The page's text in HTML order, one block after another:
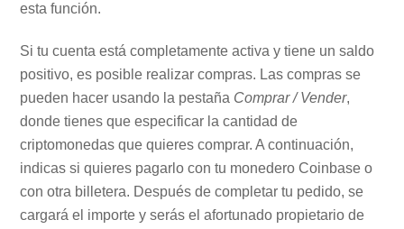
esta función.
Si tu cuenta está completamente activa y tiene un saldo
positivo, es posible realizar compras. Las compras se
pueden hacer usando la pestaña Comprar / Vender,
donde tienes que especificar la cantidad de
criptomonedas que quieres comprar. A continuación,
indicas si quieres pagarlo con tu monedero Coinbase o
con otra billetera. Después de completar tu pedido, se
cargará el importe y serás el afortunado propietario de